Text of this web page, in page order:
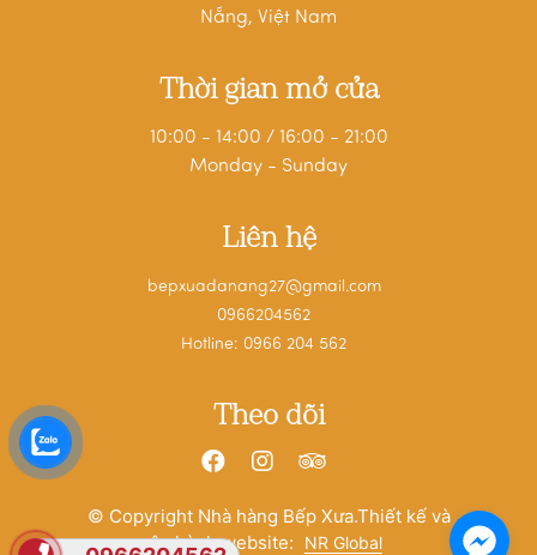
Nẵng, Việt Nam
Thời gian mở cửa
10:00 - 14:00 / 16:00 - 21:00
Monday - Sunday
Liên hệ
bepxuadanang27@gmail.com
0966204562
Hotline: 0966 204 562
Theo dõi
© Copyright Nhà hàng Bếp Xưa.Thiết kế và
vận hành website:
NR Global